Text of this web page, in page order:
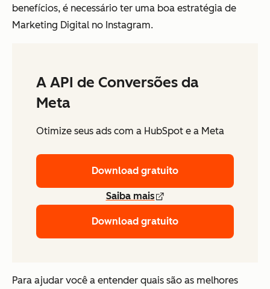
benefícios, é necessário ter uma boa estratégia de
Marketing Digital no Instagram.
A API de Conversões da
Meta
Otimize seus ads com a HubSpot e a Meta
Download gratuito
Saiba mais
Download gratuito
Para ajudar você a entender quais são as melhores